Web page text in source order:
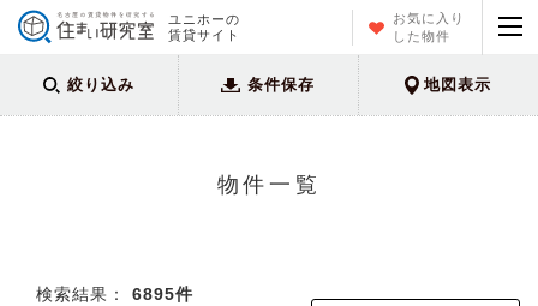
ユニホーの
賃貸サイト
お気に入り
した物件
物件一覧
絞り込み 条件保存 地図表示
検索結果： 6895件